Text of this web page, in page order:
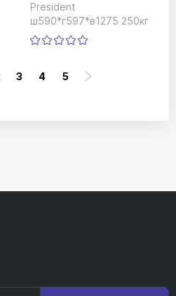
President
ш590*г597*в1275 250кг
3 4 5